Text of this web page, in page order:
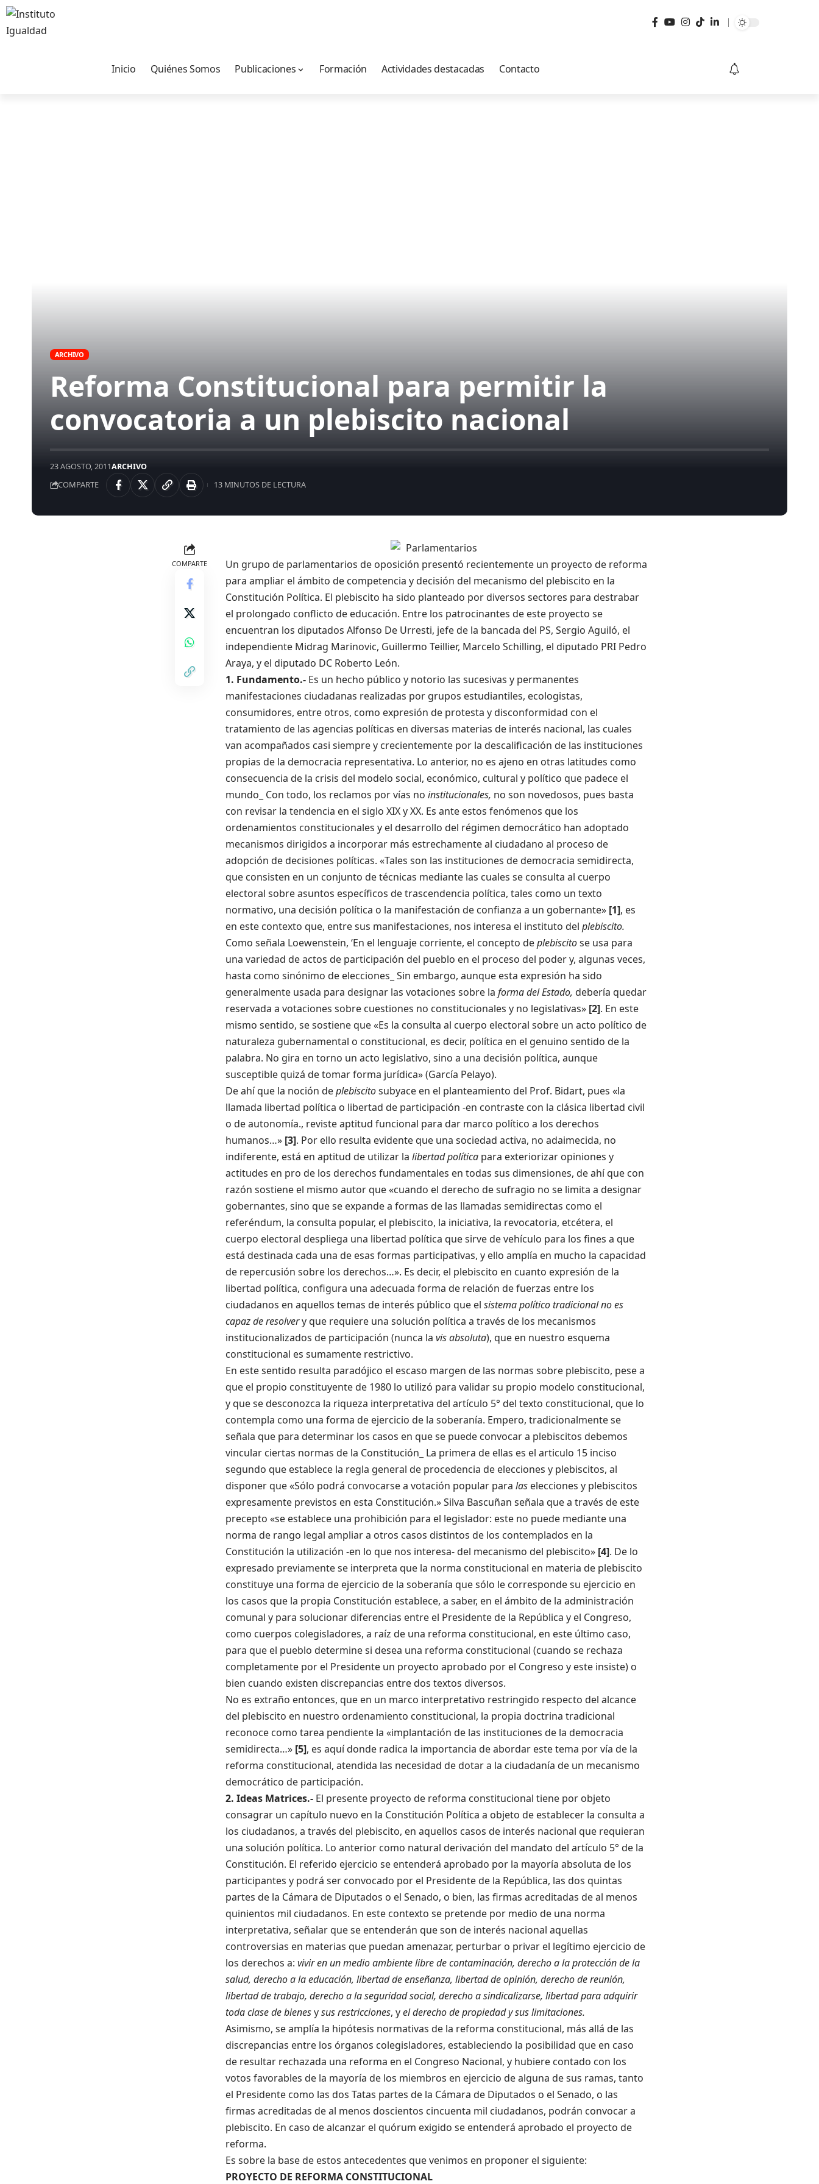
Inicio Quiénes Somos Publicaciones Formación Actividades destacadas Contacto
ARCHIVO
Reforma Constitucional para permitir la
convocatoria a un plebiscito nacional
23 AGOSTO, 2011ARCHIVO
COMPARTE
13 MINUTOS DE LECTURA
COMPARTE
Un grupo de parlamentarios de oposición presentó recientemente un proyecto de reforma
para ampliar el ámbito de competencia y decisión del mecanismo del plebiscito en la
Constitución Política. El plebiscito ha sido planteado por diversos sectores para destrabar
el prolongado conflicto de educación. Entre los patrocinantes de este proyecto se
encuentran los diputados Alfonso De Urresti, jefe de la bancada del PS, Sergio Aguiló, el
independiente Midrag Marinovic, Guillermo Teillier, Marcelo Schilling, el diputado PRI Pedro
Araya, y el diputado DC Roberto León.
1. Fundamento.- Es un hecho público y notorio las sucesivas y permanentes
manifestaciones ciudadanas realizadas por grupos estudiantiles, ecologistas,
consumidores, entre otros, como expresión de protesta y disconformidad con el
tratamiento de las agencias políticas en diversas materias de interés nacional, las cuales
van acompañados casi siempre y crecientemente por la descalificación de las instituciones
propias de la democracia representativa. Lo anterior, no es ajeno en otras latitudes como
consecuencia de la crisis del modelo social, económico, cultural y político que padece el
mundo_ Con todo, los reclamos por vías no institucionales, no son novedosos, pues basta
con revisar la tendencia en el siglo XIX y XX. Es ante estos fenómenos que los
ordenamientos constitucionales y el desarrollo del régimen democrático han adoptado
mecanismos dirigidos a incorporar más estrechamente al ciudadano al proceso de
adopción de decisiones políticas. «Tales son las instituciones de democracia semidirecta,
que consisten en un conjunto de técnicas mediante las cuales se consulta al cuerpo
electoral sobre asuntos específicos de trascendencia política, tales como un texto
normativo, una decisión política o la manifestación de confianza a un gobernante» [1], es
en este contexto que, entre sus manifestaciones, nos interesa el instituto del plebiscito.
Como señala Loewenstein, ‘En el lenguaje corriente, el concepto deplebiscitose usa para
una variedad de actos de participación del pueblo en el proceso del poder y, algunas veces,
hasta como sinónimo de elecciones_ Sin embargo, aunque esta expresión ha sido
generalmente usada para designar las votaciones sobre la forma del Estado, debería quedar
reservada a votaciones sobre cuestiones no constitucionales y no legislativas» [2]. En este
mismo sentido, se sostiene que «Es la consulta al cuerpo electoral sobre un acto político de
naturaleza gubernamental o constitucional, es decir, política en el genuino sentido de la
palabra. No gira en torno un acto legislativo, sino a una decisión política, aunque
susceptible quizá de tomar forma jurídica» (García Pelayo).
De ahí que la noción deplebiscitosubyace en el planteamiento del Prof. Bidart, pues «la
llamada libertad política o libertad de participación -en contraste con la clásica libertad civil
o de autonomía., reviste aptitud funcional para dar marco político a los derechos
humanos…» [3]. Por ello resulta evidente que una sociedad activa, no adaimecida, no
indiferente, está en aptitud de utilizar la libertad política para exteriorizar opiniones y
actitudes en pro de los derechos fundamentales en todas sus dimensiones, de ahí que con
razón sostiene el mismo autor que «cuando el derecho de sufragio no se limita a designar
gobernantes, sino que se expande a formas de las llamadas semidirectas como el
referéndum, la consulta popular, el plebiscito, la iniciativa, la revocatoria, etcétera, el
cuerpo electoral despliega una libertad política que sirve de vehículo para los fines a que
está destinada cada una de esas formas participativas, y ello amplía en mucho la capacidad
de repercusión sobre los derechos…». Es decir, el plebiscito en cuanto expresión de la
libertad política, configura una adecuada forma de relación de fuerzas entre los
ciudadanos en aquellos temas de interés público que el sistema político tradicional no es
capaz de resolvery que requiere una solución política a través de los mecanismos
institucionalizados de participación (nunca la vis absoluta), que en nuestro esquema
constitucional es sumamente restrictivo.
En este sentido resulta paradójico el escaso margen de las normas sobre plebiscito, pese a
que el propio constituyente de 1980 lo utilizó para validar su propio modelo constitucional,
y que se desconozca la riqueza interpretativa del artículo 5° del texto constitucional, que lo
contempla como una forma de ejercicio de la soberanía. Empero, tradicionalmente se
señala que para determinar los casos en que se puede convocar a plebiscitos debemos
vincular ciertas normas de la Constitución_ La primera de ellas es el articulo 15 inciso
segundo que establece la regla general de procedencia de elecciones y plebiscitos, al
disponer que «Sólo podrá convocarse a votación popular para las elecciones y plebiscitos
expresamente previstos en esta Constitución.» Silva Bascuñan señala que a través de este
precepto «se establece una prohibición para el legislador: este no puede mediante una
norma de rango legal ampliar a otros casos distintos de los contemplados en la
Constitución la utilización -en lo que nos interesa- del mecanismo del plebiscito» [4]. De lo
expresado previamente se interpreta que la norma constitucional en materia de plebiscito
constituye una forma de ejercicio de la soberanía que sólo le corresponde su ejercicio en
los casos que la propia Constitución establece, a saber, en el ámbito de la administración
comunal y para solucionar diferencias entre el Presidente de la República y el Congreso,
como cuerpos colegisladores, a raíz de una reforma constitucional, en este último caso,
para que el pueblo determine si desea una reforma constitucional (cuando se rechaza
completamente por el Presidente un proyecto aprobado por el Congreso y este insiste) o
bien cuando existen discrepancias entre dos textos diversos.
No es extraño entonces, que en un marco interpretativo restringido respecto del alcance
del plebiscito en nuestro ordenamiento constitucional, la propia doctrina tradicional
reconoce como tarea pendiente la «implantación de las instituciones de la democracia
semidirecta…» [5], es aquí donde radica la importancia de abordar este tema por vía de la
reforma constitucional, atendida las necesidad de dotar a la ciudadanía de un mecanismo
democrático de participación.
2. Ideas Matrices.- El presente proyecto de reforma constitucional tiene por objeto
consagrar un capítulo nuevo en la Constitución Política a objeto de establecer la consulta a
los ciudadanos, a través del plebiscito, en aquellos casos de interés nacional que requieran
una solución política. Lo anterior como natural derivación del mandato del artículo 5° de la
Constitución. El referido ejercicio se entenderá aprobado por la mayoría absoluta de los
participantes y podrá ser convocado por el Presidente de la República, las dos quintas
partes de la Cámara de Diputados o el Senado, o bien, las firmas acreditadas de al menos
quinientos mil ciudadanos. En este contexto se pretende por medio de una norma
interpretativa, señalar que se entenderán que son de interés nacional aquellas
controversias en materias que puedan amenazar, perturbar o privar el legítimo ejercicio de
los derechos a: vivir en un medio ambiente libre de contaminación, derecho a la protección de la
salud, derecho a la educación, libertad de enseñanza, libertad de opinión, derecho de reunión,
libertad de trabajo, derecho a la seguridad social, derecho a sindicalizarse, libertad para adquirir
toda clase de bienesysus restricciones, yel derecho de propiedad y sus limitaciones.
Asimismo, se amplía la hipótesis normativas de la reforma constitucional, más allá de las
discrepancias entre los órganos colegisladores, estableciendo la posibilidad que en caso
de resultar rechazada una reforma en el Congreso Nacional, y hubiere contado con los
votos favorables de la mayoría de los miembros en ejercicio de alguna de sus ramas, tanto
el Presidente como las dos Tatas partes de la Cámara de Diputados o el Senado, o las
firmas acreditadas de al menos doscientos cincuenta mil ciudadanos, podrán convocar a
plebiscito. En caso de alcanzar el quórum exigido se entenderá aprobado el proyecto de
reforma.
Es sobre la base de estos antecedentes que venimos en proponer el siguiente:
PROYECTO DE REFORMA CONSTITUCIONAL